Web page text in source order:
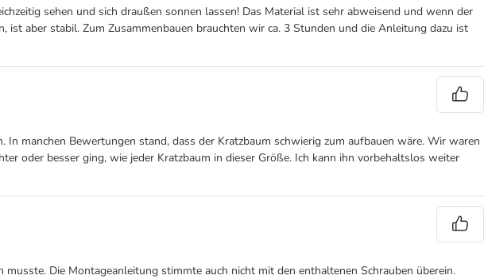
sehen und sich draußen sonnen lassen! Das Material ist sehr abweisend und wenn der
aber stabil. Zum Zusammenbauen brauchten wir ca. 3 Stunden und die Anleitung dazu ist
manchen Bewertungen stand, dass der Kratzbaum schwierig zum aufbauen wäre. Wir waren
oder besser ging, wie jeder Kratzbaum in dieser Größe. Ich kann ihn vorbehaltslos weiter
Die Montageanleitung stimmte auch nicht mit den enthaltenen Schrauben überein.